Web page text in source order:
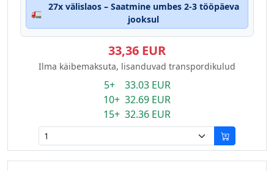
🚛
27x välislaos – Saatmine umbes 2-3 tööpäeva
jooksul
33,36 EUR
Ilma käibemaksuta, lisanduvad transpordikulud
5+ 33.03 EUR
10+ 32.69 EUR
15+ 32.36 EUR